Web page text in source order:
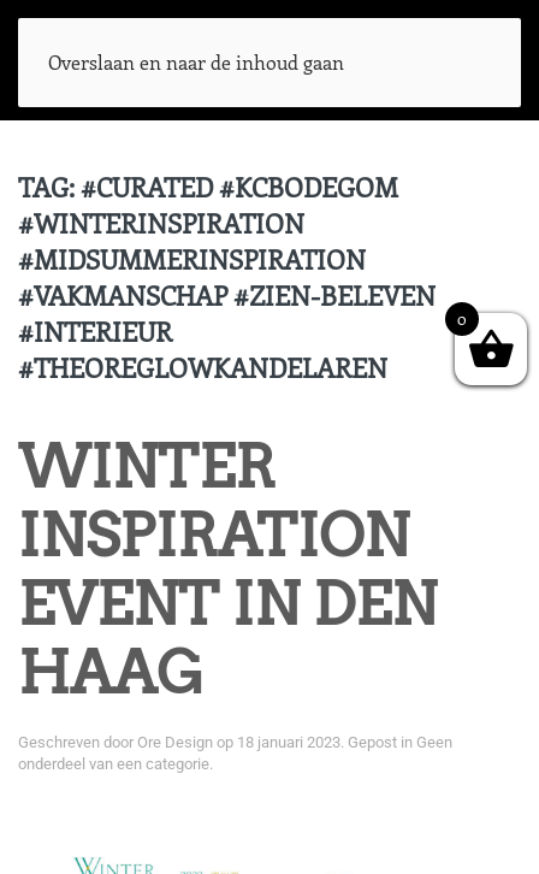
Overslaan en naar de inhoud gaan
TAG:#CURATED #KCBODEGOM
#WINTERINSPIRATION
#MIDSUMMERINSPIRATION
#VAKMANSCHAP #ZIEN-BELEVEN
#INTERIEUR
#THEOREGLOWKANDELAREN
WINTER
INSPIRATION
EVENT IN DEN
HAAG
Geschreven door Ore Design op 18 januari 2023. Gepost in Geen
onderdeel van een categorie.
0